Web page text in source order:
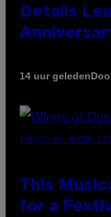
Details
14 uur geleden
(PHOTO BY AMBER
This
for a